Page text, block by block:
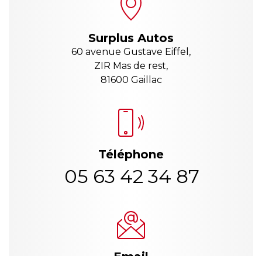
Surplus Autos
60 avenue Gustave Eiffel,
ZIR Mas de rest,
81600 Gaillac
Téléphone
05 63 42 34 87